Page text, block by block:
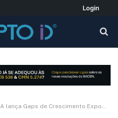
Login
Gaps de Crescimento Exponencial no Ciab 2018